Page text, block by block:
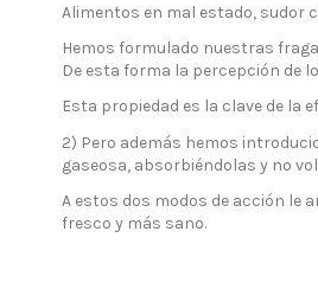
Alimentos en mal estado, sudor
Hemos formulado nuestras
De esta forma la percepción de
Esta propiedad es la clave de la
2) Pero además hemos
gaseosa, absorbiéndolas y no
A estos dos modos de acción le
fresco y más sano.